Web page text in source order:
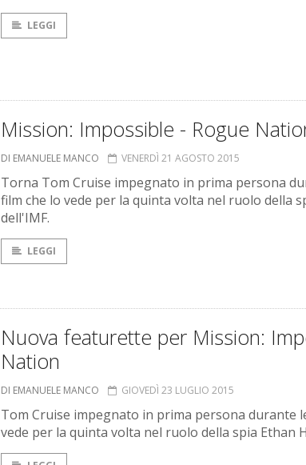
LEGGI
Mission: Impossible - Rogue
DI EMANUELE MANCO VENERDÌ 21 AGOSTO 2015
Torna Tom Cruise impegnato in prima persona
film che lo vede per la quinta volta nel ruolo della
dell'IMF.
LEGGI
Nuova featurette per Mission:
Nation
DI EMANUELE MANCO GIOVEDÌ 23 LUGLIO 2015
Tom Cruise impegnato in prima persona durante
vede per la quinta volta nel ruolo della spia Ethan